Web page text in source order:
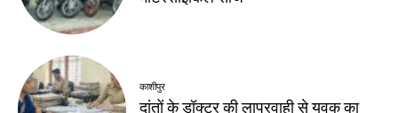
काशीपुर
दांतों के डॉक्टर की लापरवाही से युवक का